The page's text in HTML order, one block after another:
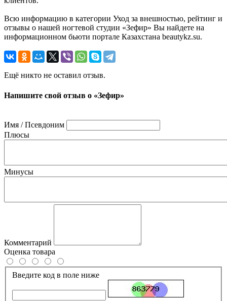
Всю информацию в категории Уход за внешностью, рейтинг и
отзывы о нашей ногтевой студии «Зефир» Вы найдете на
информационном бьюти портале Казахстана beautykz.su.
Ещё никто не оставил отзыв.
Напишите свой отзыв о «Зефир»
Имя / Псевдоним
Плюсы
Минусы
Комментарий
Оценка товара
Введите код в поле ниже